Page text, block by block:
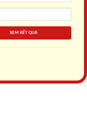
XEM KẾT QUẢ